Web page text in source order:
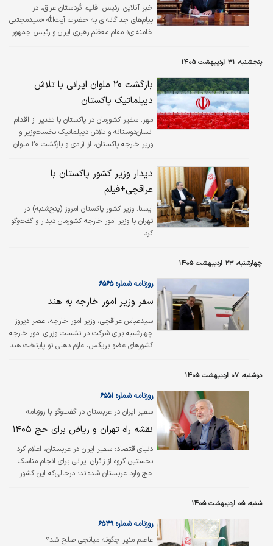
خبر آنلاین: رئیس اقلیم کُردستان عراق، در
پیام‌های جداگانه‌ای به حضرت آیت‌الله «سیدمجتبی
خامنه‌ای» مقام معظم رهبری ایران و رئیس جمهور
پنجشنبه، ۳۱ اردیبهشت ۱۴۰۵
بازگشت ۲۰ ملوان ایرانی با تلاش
دیپلماتیک پاکستان
مهر: سفیر کشورمان در پاکستان با تقدیر از اقدام
انسان‌دوستانه و تلاش دیپلماتیک نخست‌وزیر و
وزیر خارجه پاکستان، از آزادی و بازگشت ۲۰ ملوان
دیدار وزیر کشور پاکستان با
عراقچی+فیلم
ايسنا: وزیر کشور پاکستان امروز (پنج‌شنبه) در
تهران با وزیر امور خارجه کشورمان دیدار و گفت‌وگو
کرد.
چهارشنبه، ۲۳ اردیبهشت ۱۴۰۵
روزنامه شماره ۶۵۶۵
سفر وزیر امور خارجه به هند
سیدعباس عراقچی، وزیر امور خارجه، عصر دیروز
چهارشنبه برای شرکت در نشست وزرای امور خارجه
کشورهای عضو بریکس، عازم دهلی نو پایتخت هند
خواهد داشت. این نشست، مقدمه‌ای برای
هجدهمین اجلاس سران بریکس است که قرار
است شهریور امسال در دهلی نو به ریاست هند
برگزار شود./ایسنا
دوشنبه، ۰۷ اردیبهشت ۱۴۰۵
سفیر ایران در عربستان در گفت‌وگو با روزنامه
روزنامه شماره ۶۵۵۱
نقشه راه تهران و ریاض برای حج ۱۴۰۵
دنیای‌اقتصاد: سفیر ایران در عربستان، اعلام کرد
نخستین گروه از زائران ایرانی برای انجام مناسک
حج وارد عربستان شده‌اند؛ درحالی‌که این کشور
سیدعباس عراقچی وزیر امور خارجه با همتای
سعودی خود درباره تلاش‌ها برای برقراری آتش‌بس
شنبه، ۰۵ اردیبهشت ۱۴۰۵
عاصم منیر چگونه میانجی صلح شد؟
روزنامه شماره ۶۵۴۹